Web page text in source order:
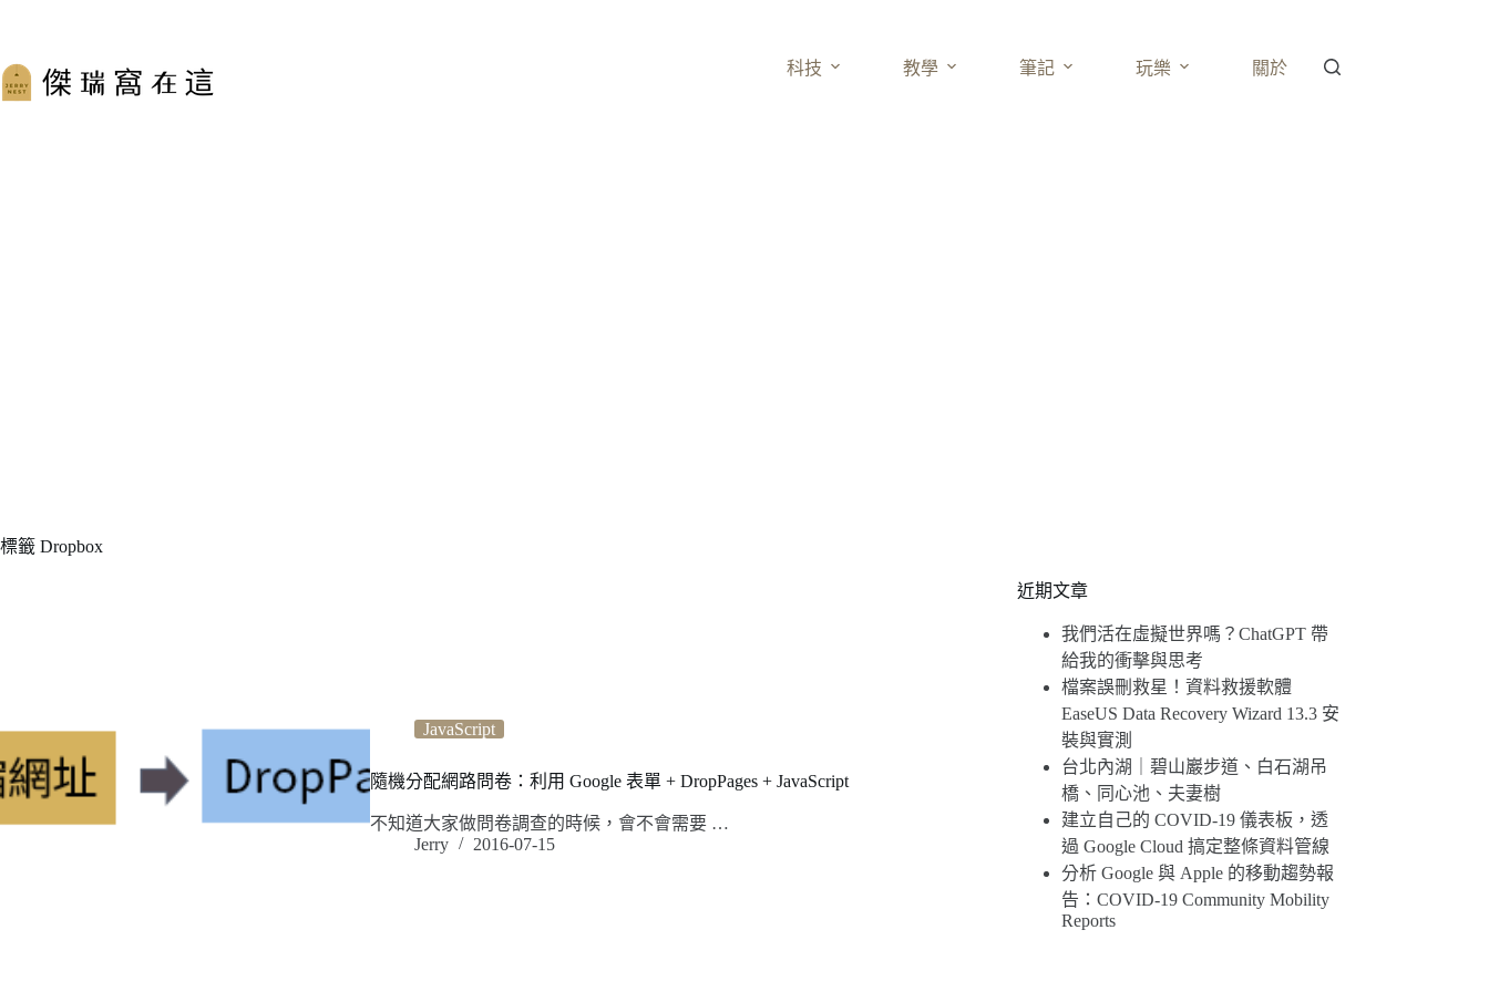
主
要
科技 教學 筆記 玩樂 關於
標籤 Dropbox
JavaScript
隨機分配網路問卷：利用 Google 表單 + DropPages + JavaScript
不知道大家做問卷調查的時候，會不會需要 …
Jerry
2016-07-15
近期文章
我們活在虛擬世界嗎？ChatGPT 帶
給我的衝擊與思考
檔案誤刪救星！資料救援軟體
EaseUS Data Recovery Wizard 13.3 安
裝與實測
台北內湖｜碧山巖步道、白石湖吊
橋、同心池、夫妻樹
建立自己的 COVID-19 儀表板，透
過 Google Cloud 搞定整條資料管線
分析 Google 與 Apple 的移動趨勢報
告：COVID-19 Community Mobility
Reports